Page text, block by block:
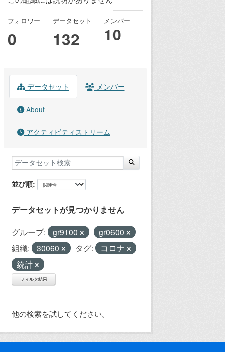
フォロワー
0
データセット
132
メンバー
10
データセット メンバー
About
アクティビティストリーム
並び順
データセットが見つかりません
グループ: gr9100
gr0600
組織:
30060 タグ:
コロナ
統計
フィルタ結果
他の検索を試してください。